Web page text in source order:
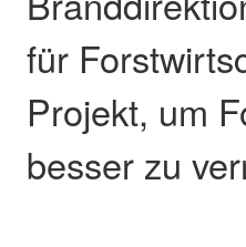
für
Projekt, um
besser zu